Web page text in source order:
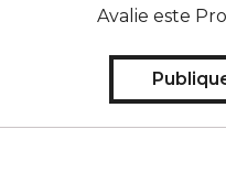
Avalie este